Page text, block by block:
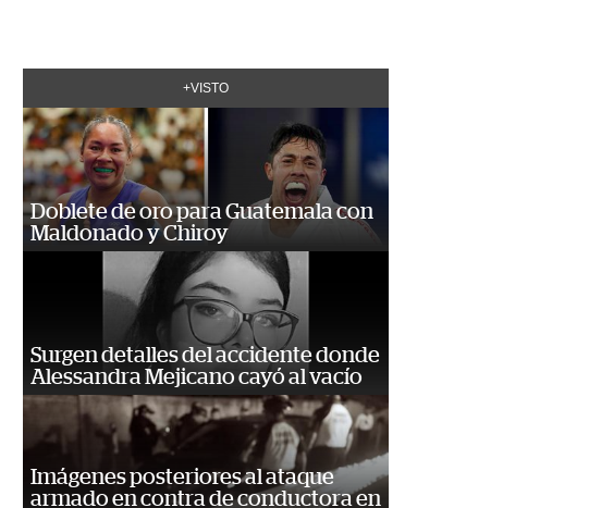
+VISTO
Doblete de oro para Guatemala con
Maldonado y Chiroy
Surgen detalles del accidente donde
Alessandra Mejicano cayó al vacío
Imágenes posteriores al ataque
armado en contra de conductora en